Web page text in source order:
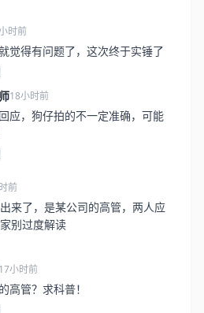
时前
觉得有问题了，这次终于实锤了
18小时前
应，狗仔拍的不一定准确，可能
前
来了，是某公司的高管，两人应
别过度解读
17小时前
高管？求科普！